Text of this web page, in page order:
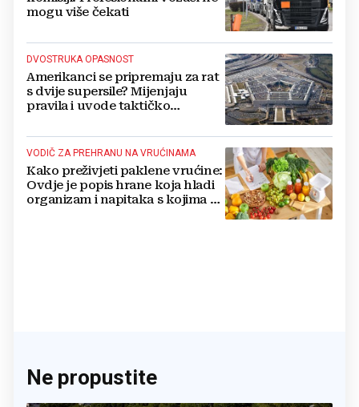
mogu više čekati
DVOSTRUKA OPASNOST
Amerikanci se pripremaju za rat
s dvije supersile? Mijenjaju
pravila i uvode taktičko
VODIČ ZA PREHRANU NA VRUĆINAMA
Kako preživjeti paklene vrućine:
Ovdje je popis hrane koja hladi
organizam i napitaka s kojima si
Ne propustite